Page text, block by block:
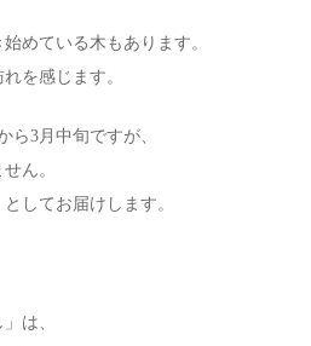
めている木もあります。
を感じます。
ら3月中旬ですが、
ん。
してお届けします。
は、